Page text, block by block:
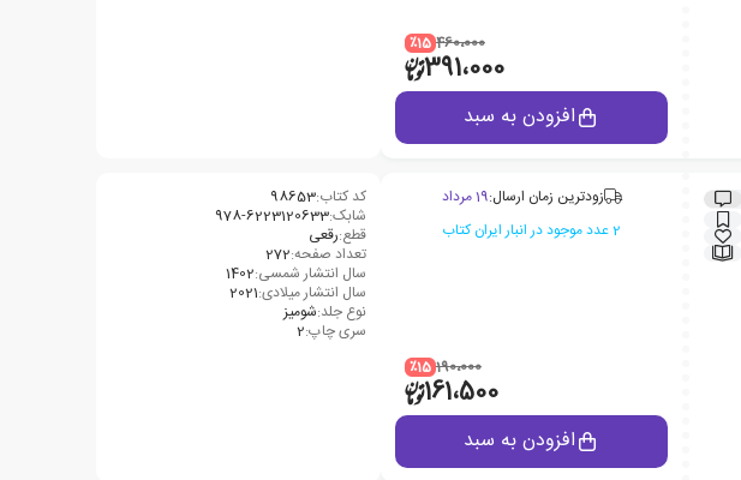
460،000 ٪15
391،000
افزودن به سبد
زودترین زمان ارسال:19 مرداد
2 عدد موجود در انبار ایران کتاب
190،000 ٪15
161،500
افزودن به سبد
کد کتاب:98653
شابک:978-6223120633
قطع:رقعی
تعداد صفحه:272
سال انتشار شمسی:1402
سال انتشار میلادی:2021
نوع جلد:شومیز
سری چاپ:2